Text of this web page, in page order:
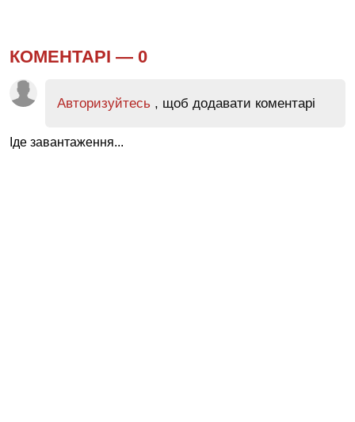
КОМЕНТАРІ — 0
Авторизуйтесь , щоб додавати коментарі
Іде завантаження...